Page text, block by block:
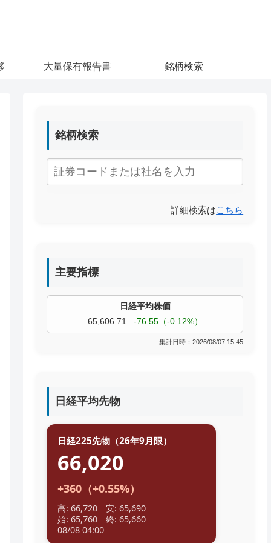
大量保有報告書 銘柄検索
銘柄検索
詳細検索はこちら
主要指標
TOPIX
4,074.93
+19.08（+0.47%）
集計日時：2026/08/07 15:45
日経平均先物
日経225先物（26年9月限）
66,020
+360（+0.55%）
高: 66,720 安: 65,690
始: 65,760 終: 65,660
08/08 04:00